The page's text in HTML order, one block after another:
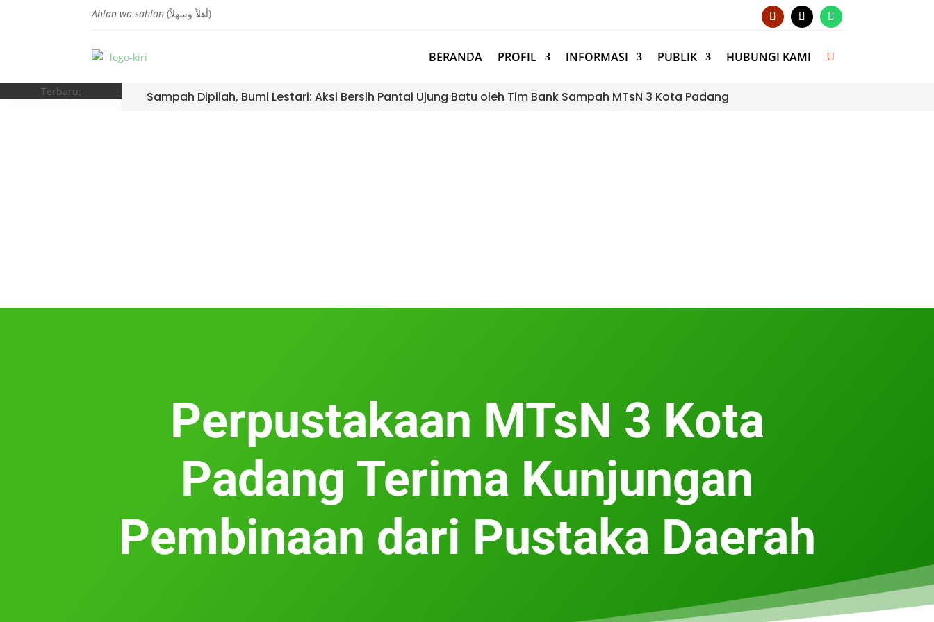
Ahlan wa sahlan (أهلاً وسهلاً)
BERANDA PROFIL INFORMASI PUBLIK HUBUNGI KAMI
Terbaru: Sampah Dipilah, Bumi Lestari: Aksi Bersih Pantai Ujung Batu oleh Tim Bank Sampah MTsN 3 Kota Padang
Perpustakaan MTsN 3 Kota
Padang Terima Kunjungan
Pembinaan dari Pustaka Daerah